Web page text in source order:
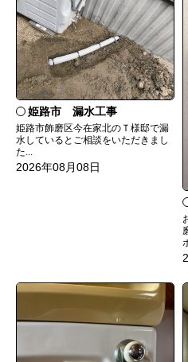
姫路市 漏水工事
姫路市飾磨区今在家北のＴ様邸で漏
水しているとご相談をいただきまし
た...
2026年08月08日